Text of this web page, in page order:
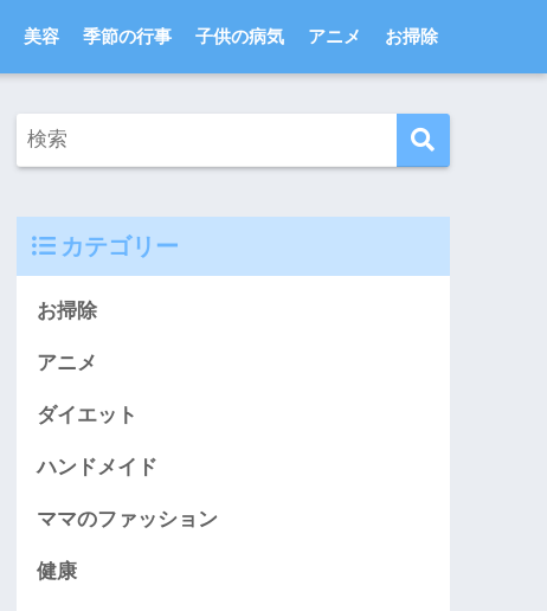
美容 季節の行事 子供の病気 アニメ お掃除
カテゴリー
お掃除
アニメ
ダイエット
ハンドメイド
ママのファッション
健康